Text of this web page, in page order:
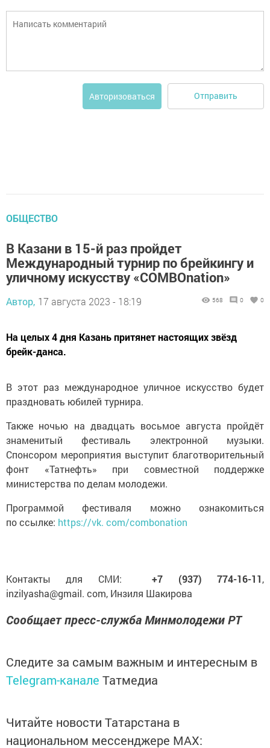
Авторизоваться Отправить
ОБЩЕСТВО
В Казани в 15-й раз пройдет
Международный турнир по брейкингу и
уличному искусству «COMBOnation»
Автор, 17 августа 2023 - 18:19 568 0 0
На целых 4 дня Казань притянет настоящих звёзд
брейк-данса.
В этот раз международное уличное искусство будет
праздновать юбилей турнира.
Также ночью на двадцать восьмое августа пройдёт
знаменитый фестиваль электронной музыки.
Спонсором мероприятия выступит благотворительный
фонт «Татнефть» при совместной поддержке
министерства по делам молодежи.
Программой фестиваля можно ознакомиться
по ссылке: https://vk. com/combonation
Контакты для СМИ:+7 (937) 774-16-11,
inzilyasha@gmail. com, Инзиля Шакирова
Сообщает пресс-служба Минмолодежи РТ
Следите за самым важным и интересным в
Telegram-канале Татмедиа
Читайте новости Татарстана в
национальном мессенджере MАХ: